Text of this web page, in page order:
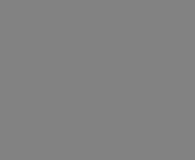
umożliwiają korzystanie z
strony internetowej, takich jak
i zarządzanie kontem. Bez
nie można prawidłowo korzystać